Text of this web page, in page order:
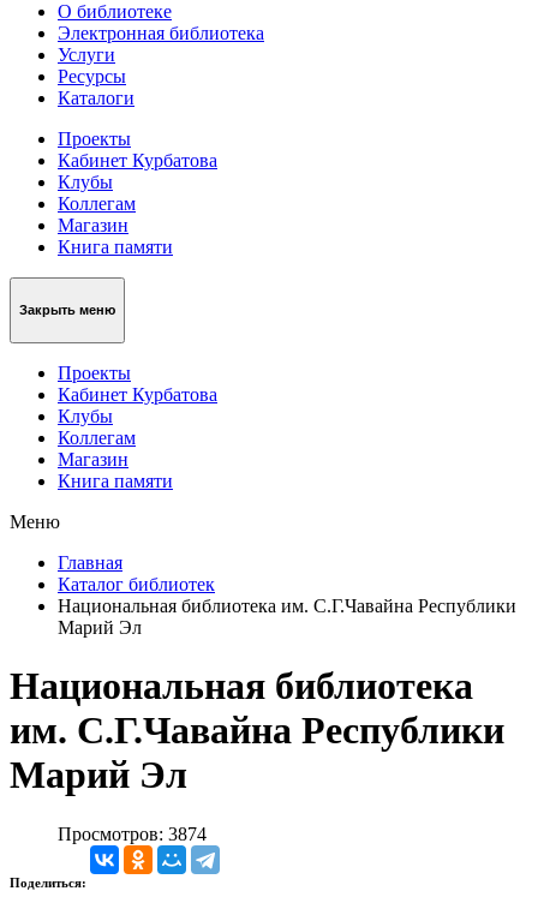
О библиотеке
Электронная библиотека
Услуги
Ресурсы
Каталоги
Проекты
Кабинет Курбатова
Клубы
Коллегам
Магазин
Книга памяти
Закрыть меню
Проекты
Кабинет Курбатова
Клубы
Коллегам
Магазин
Книга памяти
Меню
Главная
Каталог библиотек
Национальная библиотека им. С.Г.Чавайна Республики
Марий Эл
Национальная библиотека
им. С.Г.Чавайна Республики
Марий Эл
Просмотров: 3874
Поделиться: